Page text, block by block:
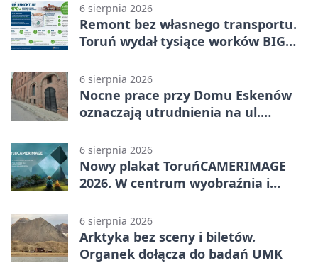
6 sierpnia 2026
Remont bez własnego transportu.
Toruń wydał tysiące worków BIG
6 sierpnia 2026
Nocne prace przy Domu Eskenów
oznaczają utrudnienia na ul.
6 sierpnia 2026
Nowy plakat ToruńCAMERIMAGE
2026. W centrum wyobraźnia i
6 sierpnia 2026
Arktyka bez sceny i biletów.
Organek dołącza do badań UMK